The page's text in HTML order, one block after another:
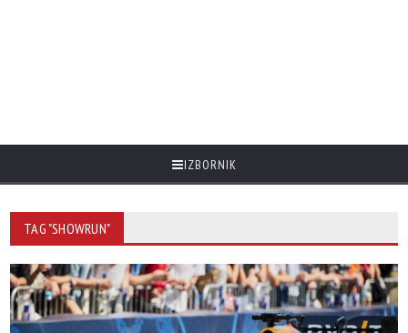
IZBORNIK
TAG "SHOWRUN"